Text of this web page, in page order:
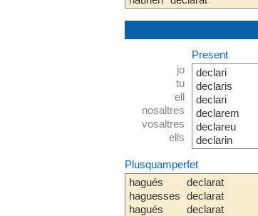
jo
tu
ell
nosaltres
vosaltres
ells
Present
declari
declaris
declari
declarem
declareu
declarin
Plusquamperfet
hagués
haguesses
hagués
declarat
declarat
declarat